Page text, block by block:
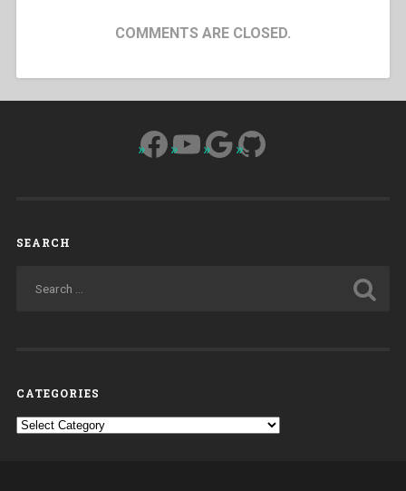
COMMENTS ARE CLOSED.
Facebook
YouTube
Google
GitHub
SEARCH
CATEGORIES
Categories